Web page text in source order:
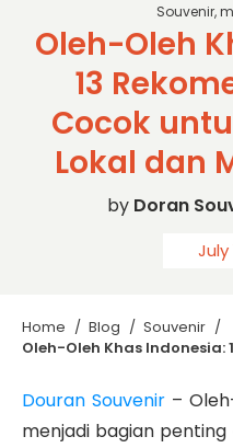
Souvenir,
Oleh-Oleh
13
Cocok
Lokal dan
by Doran
July
Home / Blog / Souvenir /
Douran Souvenir –
menjadi bagian